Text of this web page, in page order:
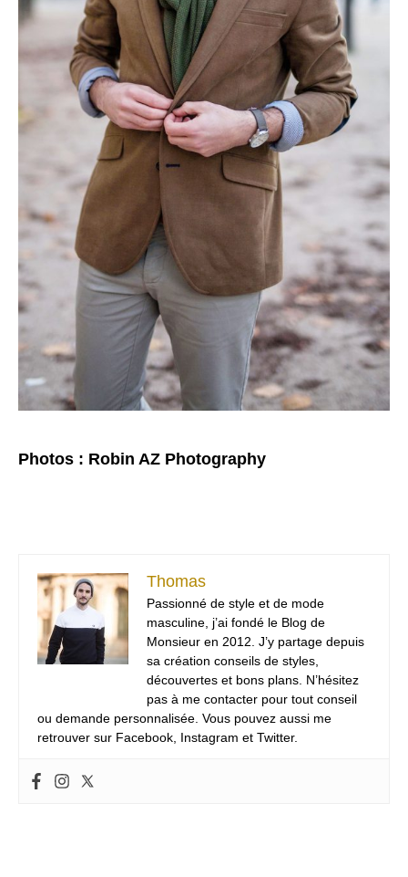
Photos : Robin AZ Photography
Thomas
Passionné de style et de mode
masculine, j’ai fondé le Blog de
Monsieur en 2012. J’y partage depuis
sa création conseils de styles,
découvertes et bons plans. N’hésitez
pas à me contacter pour tout conseil
ou demande personnalisée. Vous pouvez aussi me
retrouver sur Facebook, Instagram et Twitter.